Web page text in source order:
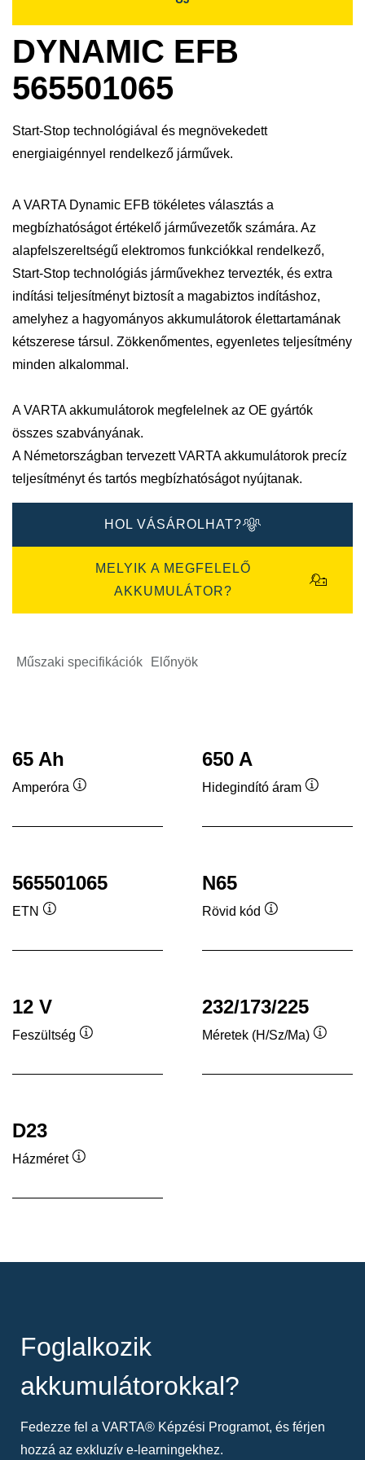
DYNAMIC EFB
565501065
Start-Stop technológiával és megnövekedett
energiaigénnyel rendelkező járművek.
A VARTA Dynamic EFB tökéletes választás a
megbízhatóságot értékelő járművezetők számára. Az
alapfelszereltségű elektromos funkciókkal rendelkező,
Start-Stop technológiás járművekhez tervezték, és extra
indítási teljesítményt biztosít a magabiztos indításhoz,
amelyhez a hagyományos akkumulátorok élettartamának
kétszerese társul. Zökkenőmentes, egyenletes teljesítmény
minden alkalommal.
A VARTA akkumulátorok megfelelnek az OE gyártók
összes szabványának.
A Németországban tervezett VARTA akkumulátorok precíz
teljesítményt és tartós megbízhatóságot nyújtanak.
HOL VÁSÁROLHAT?
MELYIK A MEGFELELŐ
AKKUMULÁTOR?
Műszaki specifikációk Előnyök
65 Ah
Amperóra
650 A
Hidegindító áram
565501065
ETN
N65
Rövid kód
12 V
Feszültség
232/173/225
Méretek (H/Sz/Ma)
D23
Házméret
Foglalkozik
akkumulátorokkal?
Fedezze fel a VARTA® Képzési Programot, és férjen
hozzá az exkluzív e-learningekhez.